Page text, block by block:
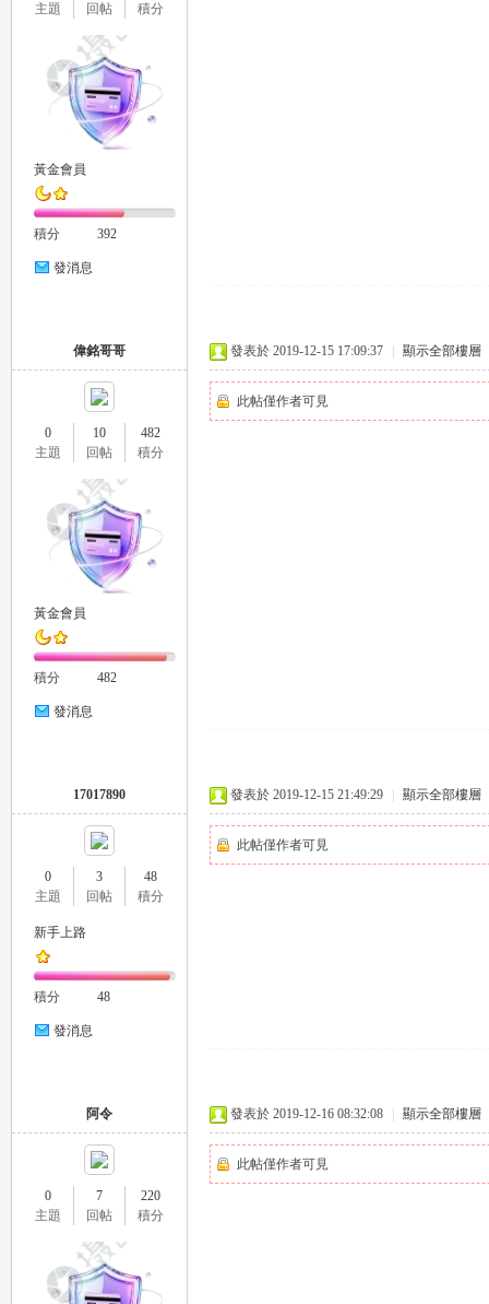
主題
回帖
積分
黃金會員
積分 392
發消息
偉銘哥哥
0
主題
10
回帖
482
積分
黃金會員
積分 482
發消息
發表於 2019-12-15 17:09:37 顯示全部樓層
此帖僅作者可見
17017890
0
主題
3
回帖
48
積分
新手上路
積分 48
發消息
發表於 2019-12-15 21:49:29 顯示全部樓層
此帖僅作者可見
阿令
0
主題
7
回帖
220
積分
發表於 2019-12-16 08:32:08 顯示全部樓層
此帖僅作者可見